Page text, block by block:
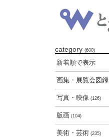
category (600)
新着順で表示
画集・展覧会図録
写真・映像 (126)
版画 (104)
美術・芸術 (235)